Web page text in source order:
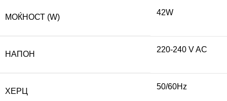
МОЌНОСТ (W)
42W
НАПОН
220-240 V AC
ХЕРЦ
50/60Hz